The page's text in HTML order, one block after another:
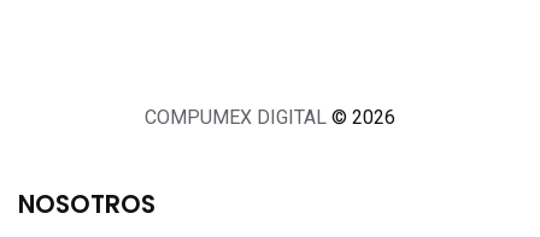
COMPUMEX DIGITAL © 2026
NOSOTROS